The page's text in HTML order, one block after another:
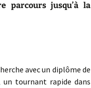
parcours jusqu’à la
avec un diplôme de
un tournant rapide dans